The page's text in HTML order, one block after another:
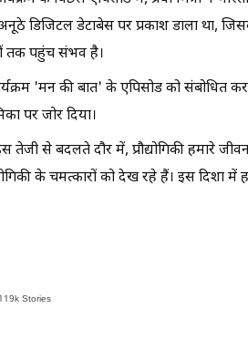
डिजिटल डेटाबेस पर प्रकाश डाला था,
तक पहुंच संभव है।
'मन की बात' के एपिसोड को संबोधित
पर जोर दिया।
तेजी से बदलते दौर में, प्रौद्योगिकी
के चमत्कारों को देख रहे हैं। इस दिशा
119k Stories